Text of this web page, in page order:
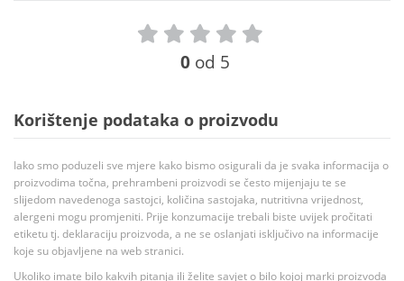
0 od 5
Korištenje podataka o proizvodu
Iako smo poduzeli sve mjere kako bismo osigurali da je svaka informacija o
proizvodima točna, prehrambeni proizvodi se često mijenjaju te se
slijedom navedenoga sastojci, količina sastojaka, nutritivna vrijednost,
alergeni mogu promjeniti. Prije konzumacije trebali biste uvijek pročitati
etiketu tj. deklaraciju proizvoda, a ne se oslanjati isključivo na informacije
koje su objavljene na web stranici.
Ukoliko imate bilo kakvih pitanja ili želite savjet o bilo kojoj marki proizvoda